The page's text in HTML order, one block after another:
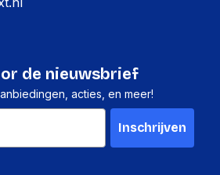
1 stuk
120 millimeter
de nieuwsbrief
acties, en meer!
Inschrijven